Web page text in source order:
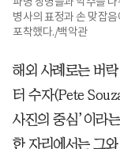
병사의 표정과 손 맞잡
포착했다./백악관
해외 사례로는 버
터 수자(Pete
사진의 중심’이라
한 자리에서는 그